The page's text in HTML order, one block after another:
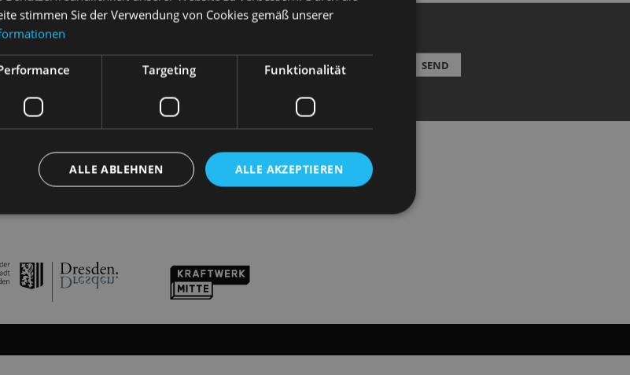
SEND
stimmen Sie der Verwendung von Cookies gemäß unserer
Targeting Funktionalität
ALLE AKZEPTIEREN
ALLE ABLEHNEN